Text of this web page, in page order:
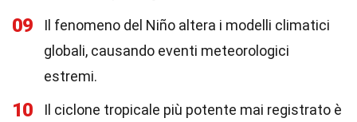
09
Il fenomeno del Niño altera i modelli climatici
globali, causando eventi meteorologici
estremi.
10
Il ciclone tropicale più potente mai registrato è